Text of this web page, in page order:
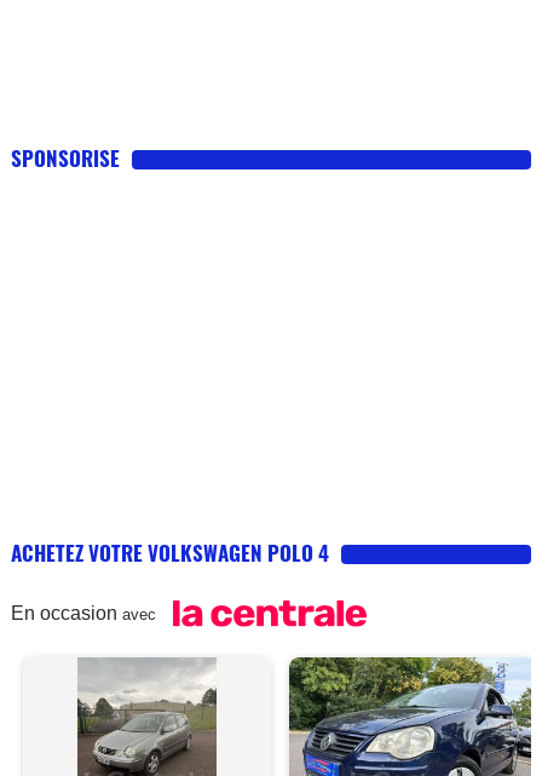
SPONSORISE
ACHETEZ VOTRE VOLKSWAGEN POLO 4
En occasion avec